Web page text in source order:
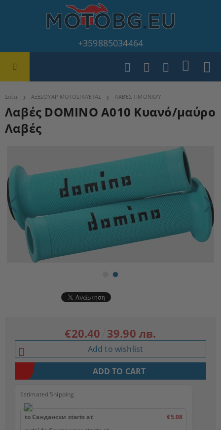
+359885034464
Σπίτι ΑΞΕΣΟΥΑΡ ΜΟΤΟΣΙΚΛΈΤΑΣ ΛΑΒΈΣ ΤΙΜΟΝΙΟΎ
Λαβές DOMINO A010 Κυανό/μαύρο
Λαβές
€20.40 39.90 лв.
Add to wishlist
Estimated Shipping
to Сандански starts at
€5.08